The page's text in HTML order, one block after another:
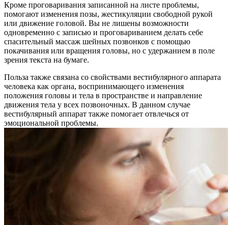
Кроме проговаривания записанной на листе проблемы,
помогают изменения позы, жестикуляции свободной рукой
или движение головой. Вы не лишены возможности
одновременно с записью и проговариванием делать себе
спасительный массаж шейных позвонков с помощью
покачивания или вращения головы, но с удержанием в поле
зрения текста на бумаге.
Польза также связана со свойствами вестибулярного аппарата
человека как органа, воспринимающего изменения
положения головы и тела в пространстве и направление
движения тела у всех позвоночных. В данном случае
вестибулярный аппарат также помогает отвлечься от
эмоциональной проблемы.